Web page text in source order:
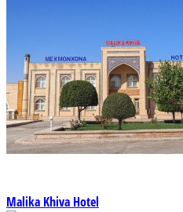
Malika Khiva Hotel